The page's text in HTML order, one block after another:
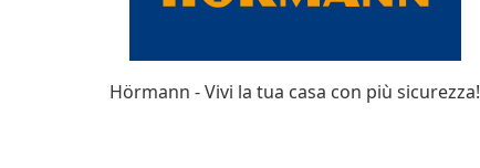
Hörmann - Vivi la tua casa con più sicurezza!